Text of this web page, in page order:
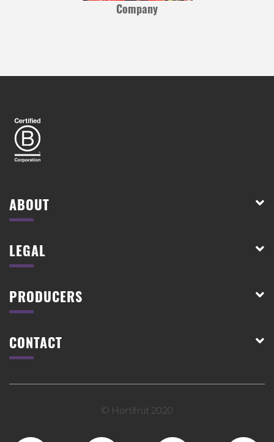
Company
ABOUT
LEGAL
PRODUCERS
CONTACT
© Hortifrut 2020